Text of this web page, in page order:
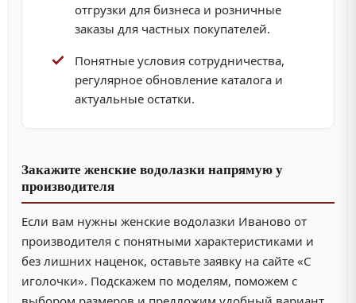
отгрузки для бизнеса и розничные
заказы для частных покупателей.
Понятные условия сотрудничества,
регулярное обновление каталога и
актуальные остатки.
Закажите женские водолазки напрямую у
производителя
Если вам нужны женские водолазки Иваново от
производителя с понятными характеристиками и
без лишних наценок, оставьте заявку на сайте «С
иголочки». Подскажем по моделям, поможем с